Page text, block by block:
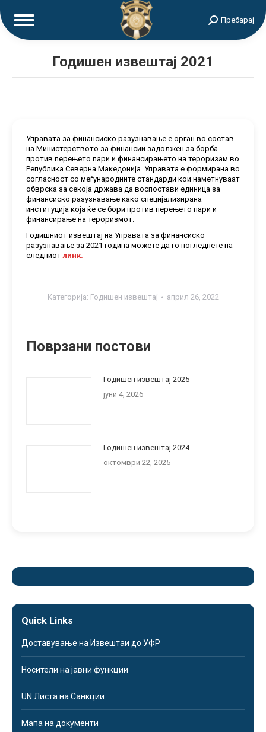
Search:Пребарај
Годишен извештај 2021
Управата за финансиско разузнавање е орган во состав
на Министерството за финансии задолжен за борба
против перењето пари и финансирањето на тероризам во
Република Северна Македонија. Управата е формирана во
согласност со меѓународните стандарди кои наметнуваат
обврска за секоја држава да воспостави единица за
финансиско разузнавање како специјализирана
институција која ќе се бори против перењето пари и
финансирање на тероризмот.
Годишниот извештај на Управата за финансиско
разузнавање за 2021 година можете да го погледнете на
следниотлинк.
Категорија: Годишен извештај април 26, 2022
Поврзани постови
Годишен извештај 2025
јуни 4, 2026
Годишен извештај 2024
октомври 22, 2025
Quick Links
Доставување на Извештаи до УФР
Носители на јавни функции
UN Листа на Санкции
Мапа на документи